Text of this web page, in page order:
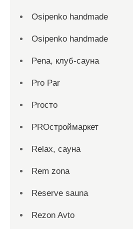
Osipenko handmade
Osipenko handmade
Pena, клуб-сауна
Pro Par
Proсто
PROстроймаркет
Relax, сауна
Rem zona
Reserve sauna
Rezon Avto